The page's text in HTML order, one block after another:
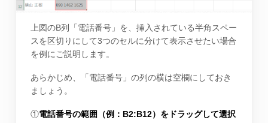
上図のB列「電話番号」を、挿入されている半角スペー
スを区切りにして3つのセルに分けて表示させたい場合
を例にご説明します。
あらかじめ、「電話番号」の列の横は空欄にしておき
ましょう。
①電話番号の範囲（例：B2:B12）をドラッグして選択